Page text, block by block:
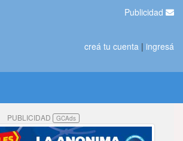
Publicidad
creá tu cuenta | ingresá
PUBLICIDAD GCAds